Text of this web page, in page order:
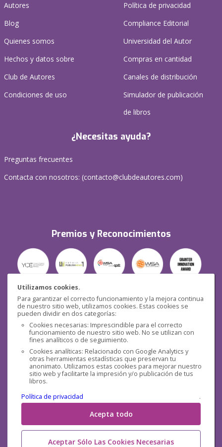
Utilizamos cookies.
Para garantizar el correcto funcionamiento y la mejora continua
de nuestro sitio web, utilizamos cookies. Estas cookies se
pueden dividir en dos categorías:
Cookies necesarias: Imprescindible para el correcto
funcionamiento de nuestro sitio web. No se utilizan con
fines analíticos o de seguimiento.
Cookies analíticas: Relacionado con Google Analytics y
otras herramientas estadísticas que preservan tu
anonimato. Utilizamos estas cookies para mejorar nuestro
sitio web y facilitarte la impresión y/o publicación de tus
libros.
Política de privacidad
.
Acepta todo
Aceptar Sólo Las Cookies Necesarias
Autores
Blog
Quienes somos
Hechos y datos sobre
Club de Autores
Condiciones de uso
Política de privacidad
Compliance Editorial
Universidad del Autor
Compras en cantidad
Canales de distribución
Simulador de publicación
de libros
¿Necesitas ayuda?
Preguntas frecuentes
Contacta con nosotros: (contacto@clubdeautores.com)
Premios y Reconocimientos
Seguridad
Redes sociales